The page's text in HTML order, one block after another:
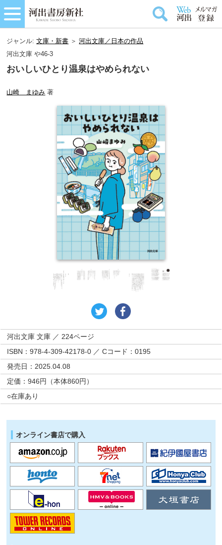
ジャンル:文庫・新書 ＞河出文庫／日本の作品
河出文庫 や46-3
おいしいひとり温泉はやめられない
山崎 まゆみ 著
河出文庫 文庫 ／ 224ページ
ISBN：978-4-309-42178-0 ／ Cコード：0195
発売日：2025.04.08
定価：946円（本体860円）
○在庫あり
オンライン書店で購入